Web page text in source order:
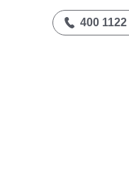
400